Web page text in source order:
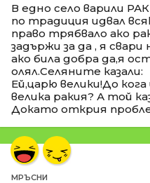
В едно село варили
по традиция идвал
право трябвало ако
задържи за да , я свари
ако била добра да,я
олял.Селяните казали:
Ей,царю велики!До
велика ракия? А той
Докато открия
МРЪСНИ